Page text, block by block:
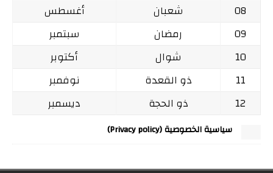
08
شعبان
أغسطس
09
رمضان
سبتمبر
10
شوال
أكتوبر
11
ذو القعدة
نوفمبر
12
ذو الحجة ديسمبر
سياسية الخصوصية (Privacy policy)